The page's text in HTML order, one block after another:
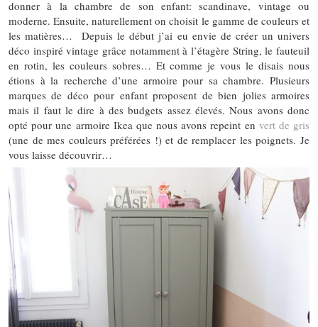
donner à la chambre de son enfant: scandinave, vintage ou
moderne. Ensuite, naturellement on choisit le gamme de couleurs et
les matières… Depuis le début j’ai eu envie de créer un univers
déco inspiré vintage grâce notamment à l’étagère String, le fauteuil
en rotin, les couleurs sobres… Et comme je vous le disais nous
étions à la recherche d’une armoire pour sa chambre. Plusieurs
marques de déco pour enfant proposent de bien jolies armoires
mais il faut le dire à des budgets assez élevés. Nous avons donc
opté pour une armoire Ikea que nous avons repeint en vert de gris
(une de mes couleurs préférées !) et de remplacer les poignets. Je
vous laisse découvrir…